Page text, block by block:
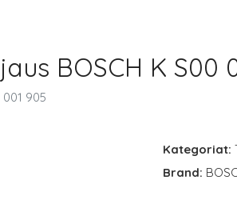
BOSCH K S00
905
Kategoriat:
Brand: